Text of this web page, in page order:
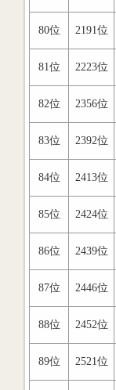
80位 2191位
81位 2223位
82位 2356位
83位 2392位
84位 2413位
85位 2424位
86位 2439位
87位 2446位
88位 2452位
89位 2521位